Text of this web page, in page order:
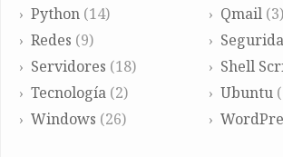
Python (14) Qmail(3)
Redes (9)
Servidores (18) Shell
Tecnología (2) Ubuntu
Windows (26)